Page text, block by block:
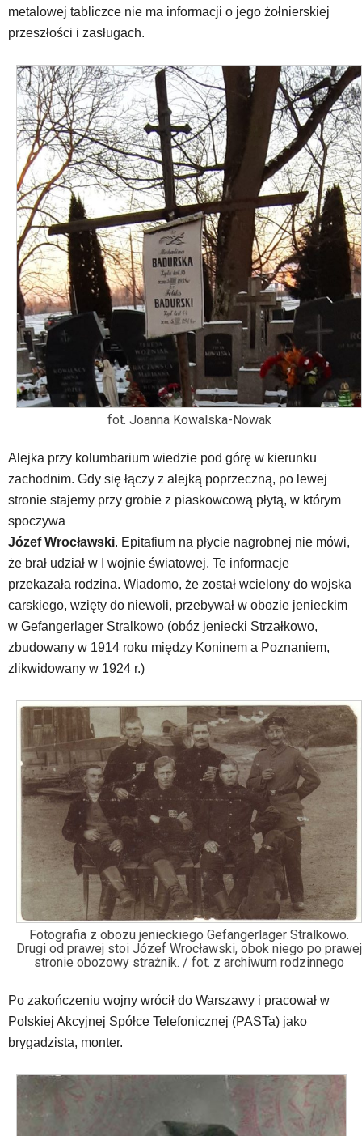
metalowej tabliczce nie ma informacji o jego żołnierskiej
przeszłości i zasługach.
fot. Joanna Kowalska-Nowak
Alejka przy kolumbarium wiedzie pod górę w kierunku
zachodnim. Gdy się łączy z alejką poprzeczną, po lewej
stronie stajemy przy grobie z piaskowcową płytą, w którym
spoczywa
Józef Wrocławski. Epitafium na płycie nagrobnej nie mówi,
że brał udział w I wojnie światowej. Te informacje
przekazała rodzina. Wiadomo, że został wcielony do wojska
carskiego, wzięty do niewoli, przebywał w obozie jenieckim
w Gefangerlager Stralkowo (obóz jeniecki Strzałkowo,
zbudowany w 1914 roku między Koninem a Poznaniem,
zlikwidowany w 1924 r.)
Fotografia z obozu jenieckiego Gefangerlager Stralkowo.
Drugi od prawej stoi Józef Wrocławski, obok niego po prawej
stronie obozowy strażnik. / fot. z archiwum rodzinnego
Po zakończeniu wojny wrócił do Warszawy i pracował w
Polskiej Akcyjnej Spółce Telefonicznej (PASTa) jako
brygadzista, monter.